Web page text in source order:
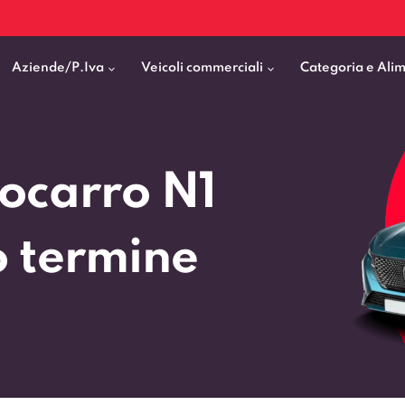
Aziende/P.Iva Veicoli commerciali
Cassonati
Allestiti
Categoria e
SUV e Crossover
Station Wagon
Toyota
Audi
Mercedes Benz Vans
Citroen Business
Peugeot Professional
Renault Professional
N1
termine